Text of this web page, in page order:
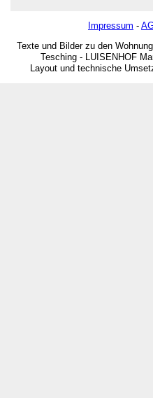
Impressum -
Texte und Bilder zu den
Tesching - LUISENHOF
Layout und technische